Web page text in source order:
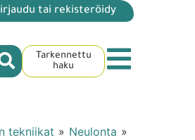
tai rekisteröidy
Tarkennettu
haku
tekniikat » Neulonta »